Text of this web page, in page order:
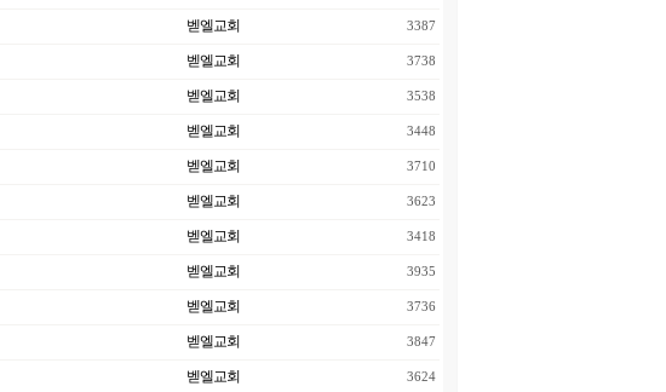
벧엘교회 3387
벧엘교회 3738
벧엘교회 3538
벧엘교회 3448
벧엘교회 3710
벧엘교회 3623
벧엘교회 3418
벧엘교회 3935
벧엘교회 3736
벧엘교회 3847
벧엘교회 3624